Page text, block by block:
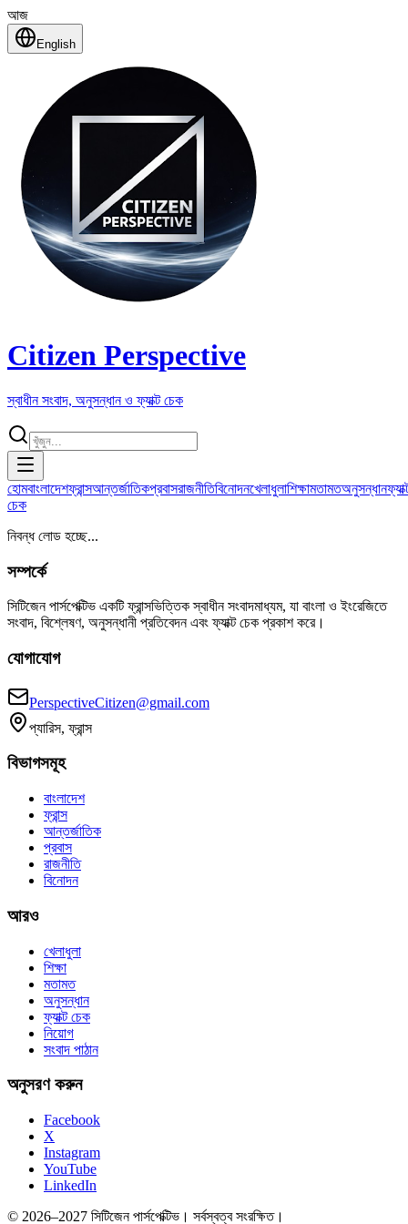
আজ
English
Citizen Perspective
স্বাধীন সংবাদ, অনুসন্ধান ও ফ্যাক্ট চেক
হোমবাংলাদেশফ্রান্সআন্তর্জাতিকপ্রবাসরাজনীতিবিনোদনখেলাধুলাশিক্ষামতামতঅনুসন্ধান
চেক
নিবন্ধ লোড হচ্ছে...
সম্পর্কে
সিটিজেন পার্সপেক্টিভ একটি ফ্রান্সভিত্তিক স্বাধীন সংবাদমাধ্যম, যা বাংলা ও ইংরেজিতে
সংবাদ, বিশ্লেষণ, অনুসন্ধানী প্রতিবেদন এবং ফ্যাক্ট চেক প্রকাশ করে।
যোগাযোগ
PerspectiveCitizen@gmail.com
প্যারিস, ফ্রান্স
বিভাগসমূহ
বাংলাদেশ
ফ্রান্স
আন্তর্জাতিক
প্রবাস
রাজনীতি
বিনোদন
আরও
খেলাধুলা
শিক্ষা
মতামত
অনুসন্ধান
ফ্যাক্ট চেক
নিয়োগ
সংবাদ পাঠান
অনুসরণ করুন
Facebook
X
Instagram
YouTube
LinkedIn
© 2026–2027 সিটিজেন পার্সপেক্টিভ। সর্বস্বত্ব সংরক্ষিত।